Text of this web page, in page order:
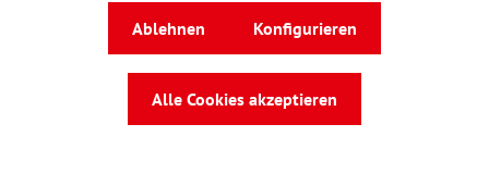
Auf dem Esch 4 · 33619 Bielefeld · Telefon
service@wbv.de
Folgen Sie uns auf:
Ablehnen Konfigurieren
Alle Cookies akzeptieren